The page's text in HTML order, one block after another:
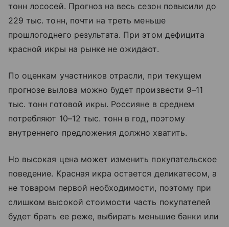
тонн лососей. Прогноз на весь сезон повысили до
229 тыс. тонн, почти на треть меньше
прошлогоднего результата. При этом дефицита
красной икры на рынке не ожидают.
По оценкам участников отрасли, при текущем
прогнозе вылова можно будет произвести 9–11
тыс. тонн готовой икры. Россияне в среднем
потребляют 10–12 тыс. тонн в год, поэтому
внутреннего предложения должно хватить.
Но высокая цена может изменить покупательское
поведение. Красная икра остается деликатесом, а
не товаром первой необходимости, поэтому при
слишком высокой стоимости часть покупателей
будет брать ее реже, выбирать меньшие банки или